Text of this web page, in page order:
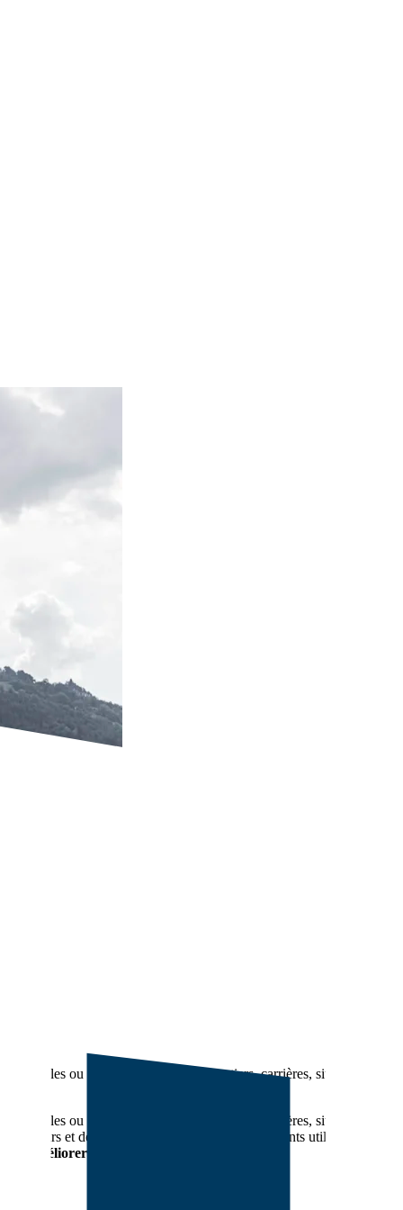
mobiles ou fixes s’adaptent aux chantiers, carrières, sites
mobiles ou fixes s’adaptent aux chantiers, carrières, sites
odeurs et des risques d’incendie. Ses équipements utilisent la
et améliorer la sécurité